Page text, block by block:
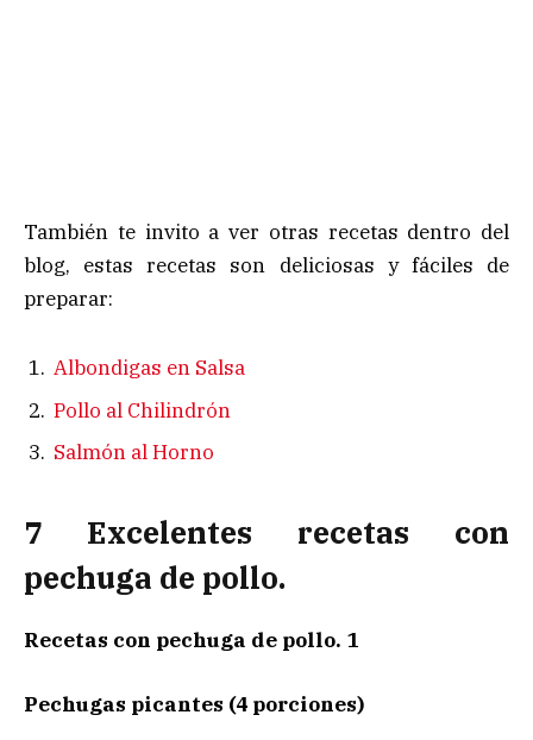
También te invito a ver otras recetas dentro del
blog, estas recetas son deliciosas y fáciles de
preparar:
Albondigas en Salsa
Pollo al Chilindrón
Salmón al Horno
7 Excelentes recetas con
pechuga de pollo.
Recetas con pechuga de pollo. 1
Pechugas picantes (4 porciones)